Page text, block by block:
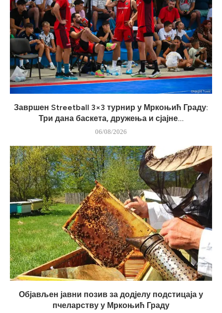
Завршен Streetball 3×3 турнир у Мркоњић Граду:
Три дана баскета, дружења и сјајне...
06/08/2026
Објављен јавни позив за додјелу подстицаја у
пчеларству у Мркоњић Граду